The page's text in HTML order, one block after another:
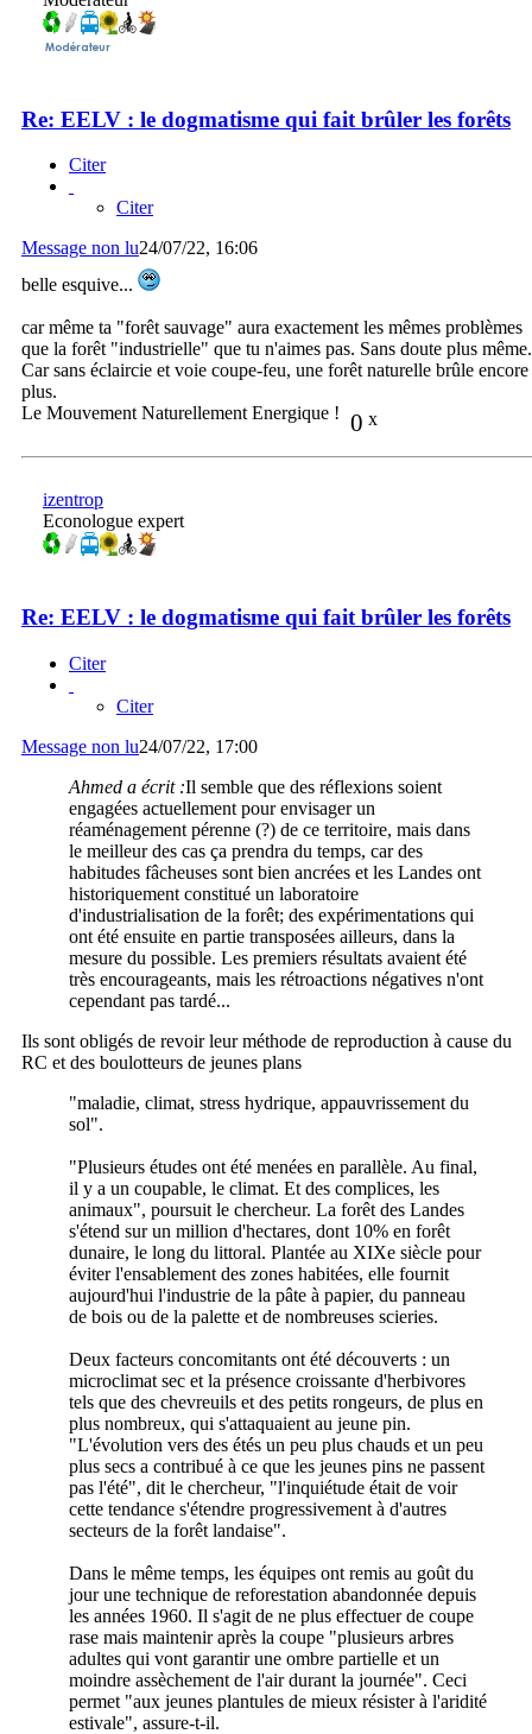
Re: EELV : le dogmatisme qui fait brûler les forêts
Citer
Citer
Message non lu24/07/22, 16:06
belle esquive...
car même ta "forêt sauvage" aura exactement les mêmes problèmes
que la forêt "industrielle" que tu n'aimes pas. Sans doute plus même.
Car sans éclaircie et voie coupe-feu, une forêt naturelle brûle encore
plus.
0 x
Le Mouvement Naturellement Energique !
izentrop
Econologue expert
Re: EELV : le dogmatisme qui fait brûler les forêts
Citer
Citer
Message non lu24/07/22, 17:00
Ahmed a écrit :Il semble que des réflexions soient
engagées actuellement pour envisager un
réaménagement pérenne (?) de ce territoire, mais dans
le meilleur des cas ça prendra du temps, car des
habitudes fâcheuses sont bien ancrées et les Landes ont
historiquement constitué un laboratoire
d'industrialisation de la forêt; des expérimentations qui
ont été ensuite en partie transposées ailleurs, dans la
mesure du possible. Les premiers résultats avaient été
très encourageants, mais les rétroactions négatives n'ont
cependant pas tardé...
Ils sont obligés de revoir leur méthode de reproduction à cause du
RC et des boulotteurs de jeunes plans
"maladie, climat, stress hydrique, appauvrissement du
sol".
"Plusieurs études ont été menées en parallèle. Au final,
il y a un coupable, le climat. Et des complices, les
animaux", poursuit le chercheur. La forêt des Landes
s'étend sur un million d'hectares, dont 10% en forêt
dunaire, le long du littoral. Plantée au XIXe siècle pour
éviter l'ensablement des zones habitées, elle fournit
aujourd'hui l'industrie de la pâte à papier, du panneau
de bois ou de la palette et de nombreuses scieries.
Deux facteurs concomitants ont été découverts : un
microclimat sec et la présence croissante d'herbivores
tels que des chevreuils et des petits rongeurs, de plus en
plus nombreux, qui s'attaquaient au jeune pin.
"L'évolution vers des étés un peu plus chauds et un peu
plus secs a contribué à ce que les jeunes pins ne passent
pas l'été", dit le chercheur, "l'inquiétude était de voir
cette tendance s'étendre progressivement à d'autres
secteurs de la forêt landaise".
Dans le même temps, les équipes ont remis au goût du
jour une technique de reforestation abandonnée depuis
les années 1960. Il s'agit de ne plus effectuer de coupe
rase mais maintenir après la coupe "plusieurs arbres
adultes qui vont garantir une ombre partielle et un
moindre assèchement de l'air durant la journée". Ceci
permet "aux jeunes plantules de mieux résister à l'aridité
estivale", assure-t-il.